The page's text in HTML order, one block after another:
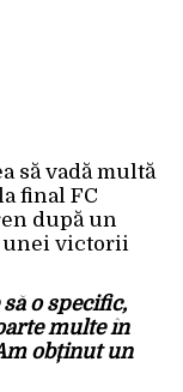
să vadă multă
final FC
după un
unei victorii
o specific,
multe în
obținut un